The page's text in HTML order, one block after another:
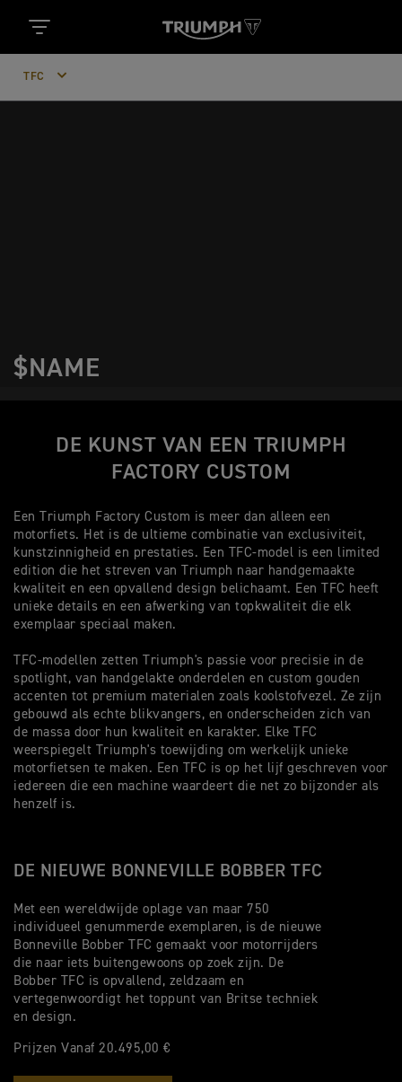
TFC
$NAME
DE KUNST VAN EEN TRIUMPH
FACTORY CUSTOM
Een Triumph Factory Custom is meer dan alleen een
motorfiets. Het is de ultieme combinatie van exclusiviteit,
kunstzinnigheid en prestaties. Een TFC-model is een limited
edition die het streven van Triumph naar handgemaakte
kwaliteit en een opvallend design belichaamt. Een TFC heeft
unieke details en een afwerking van topkwaliteit die elk
exemplaar speciaal maken.
TFC-modellen zetten Triumph's passie voor precisie in de
spotlight, van handgelakte onderdelen en custom gouden
accenten tot premium materialen zoals koolstofvezel. Ze zijn
gebouwd als echte blikvangers, en onderscheiden zich van
de massa door hun kwaliteit en karakter. Elke TFC
weerspiegelt Triumph's toewijding om werkelijk unieke
motorfietsen te maken. Een TFC is op het lijf geschreven voor
iedereen die een machine waardeert die net zo bijzonder als
henzelf is.
DE NIEUWE BONNEVILLE BOBBER TFC
Met een wereldwijde oplage van maar 750
individueel genummerde exemplaren, is de nieuwe
Bonneville Bobber TFC gemaakt voor motorrijders
die naar iets buitengewoons op zoek zijn. De
Bobber TFC is opvallend, zeldzaam en
vertegenwoordigt het toppunt van Britse techniek
en design.
Prijzen Vanaf 20.495,00 €